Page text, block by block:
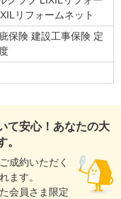
った（50代/女性）
リフォームネット
保険 建設工事保険 定
て安心！あなたの大
。
成約いただく
ます。
会員さま限定